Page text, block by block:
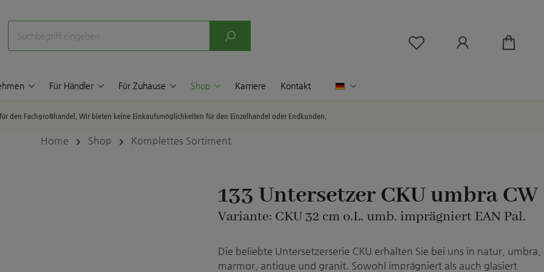
Du hast 0 Produkte
Für Händler Für Zuhause Shop Karriere Kontakt Deutsch
den Fachgroßhandel. Wir bieten keine Einkaufsmöglichkeiten für den Einzelhandel oder Endkunden.
Home Shop Komplettes Sortiment
133 Untersetzer CKU umbra CW
Variante: CKU 32 cm o.L. umb. imprägniert EAN Pal.
Die beliebte Untersetzerserie CKU erhalten Sie bei uns in natur, umbra,
marmor, antique und granit. Sowohl imprägniert als auch glasiert